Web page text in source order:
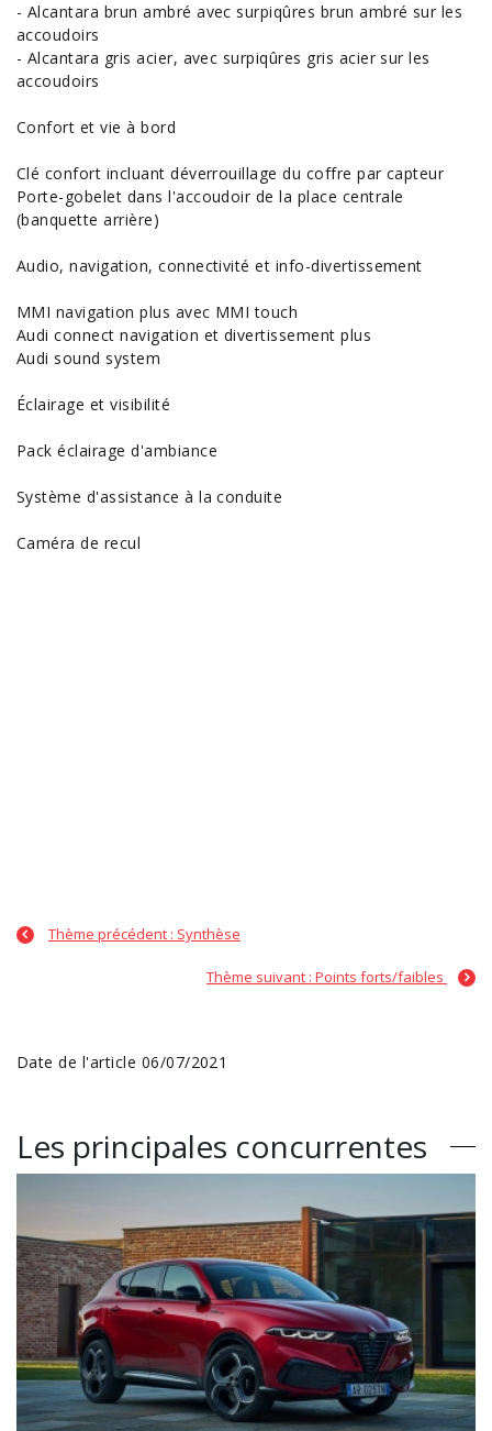
- Alcantara brun ambré avec surpiqûres brun ambré sur les
accoudoirs
- Alcantara gris acier, avec surpiqûres gris acier sur les
accoudoirs
Confort et vie à bord
Clé confort incluant déverrouillage du coffre par capteur
Porte-gobelet dans l'accoudoir de la place centrale
(banquette arrière)
Audio, navigation, connectivité et info-divertissement
MMI navigation plus avec MMI touch
Audi connect navigation et divertissement plus
Audi sound system
Éclairage et visibilité
Pack éclairage d'ambiance
Système d'assistance à la conduite
Caméra de recul
Thème précédent : Synthèse
Thème suivant : Points forts/faibles
Date de l'article 06/07/2021
Les principales concurrentes